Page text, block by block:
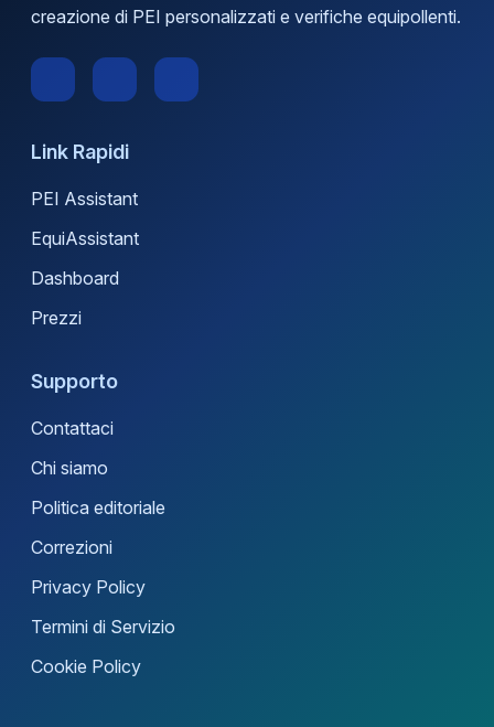
creazione di PEI personalizzati e verifiche equipollenti.
Link Rapidi
PEI Assistant
EquiAssistant
Dashboard
Prezzi
Supporto
Contattaci
Chi siamo
Politica editoriale
Correzioni
Privacy Policy
Termini di Servizio
Cookie Policy